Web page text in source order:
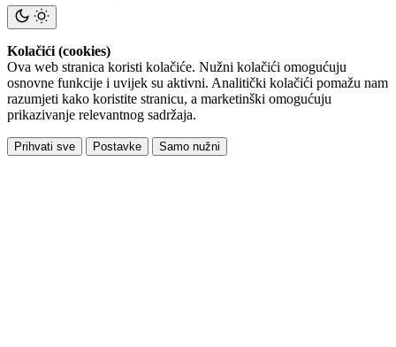
Kolačići (cookies)
Ova web stranica koristi kolačiće. Nužni kolačići omogućuju
osnovne funkcije i uvijek su aktivni. Analitički kolačići pomažu nam
razumjeti kako koristite stranicu, a marketinški omogućuju
prikazivanje relevantnog sadržaja.
Prihvati sve Postavke Samo nužni